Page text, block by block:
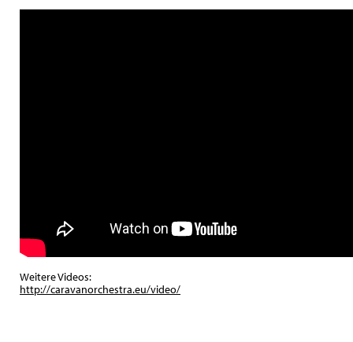
Weitere Videos:
http://caravanorchestra.eu/video/